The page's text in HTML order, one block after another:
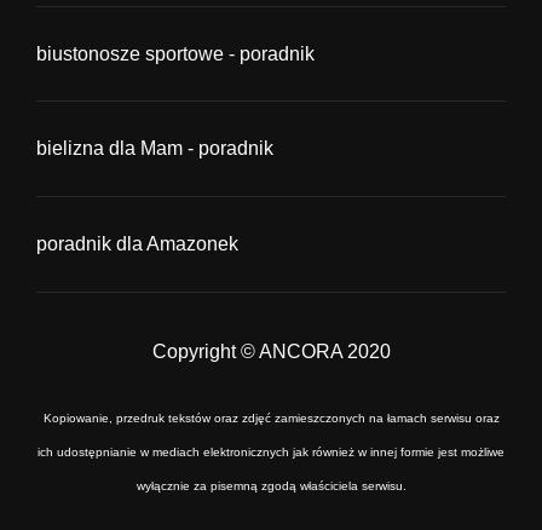
biustonosze sportowe - poradnik
bielizna dla Mam - poradnik
poradnik dla Amazonek
Copyright © ANCORA 2020
Kopiowanie, przedruk tekstów oraz zdjęć zamieszczonych na łamach serwisu oraz
ich udostępnianie w mediach elektronicznych jak również w innej formie jest możliwe
wyłącznie za pisemną zgodą właściciela serwisu.